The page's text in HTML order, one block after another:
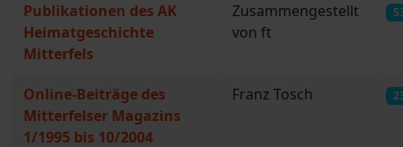
Publikationen des AK
Heimatgeschichte
Mitterfels
Zusammengestellt
von ft
Online-Beiträge des
Mitterfelser Magazins
1/1995 bis 10/2004
Franz Tosch